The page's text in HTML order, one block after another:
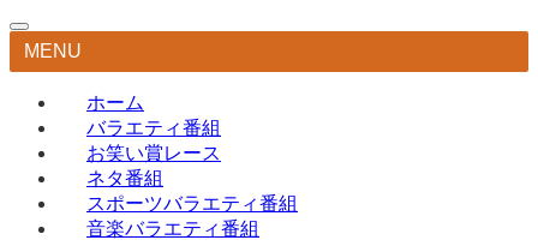
MENU
ホーム
バラエティ番組
お笑い賞レース
ネタ番組
スポーツバラエティ番組
音楽バラエティ番組